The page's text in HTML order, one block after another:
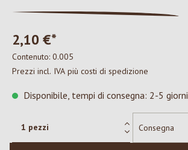
2,10 €*
Contenuto: 0.005
Prezzi incl. IVA più costi di spedizione
Disponibile, tempi di consegna: 2-5 giorni